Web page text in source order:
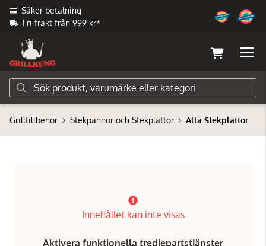
Säker betalning
Fri frakt från 999 kr*
Grilltillbehör Stekpannor och Stekplattor Alla Stekplattor
Innehållet kan inte visas
Aktivera funktionella tredjepartstjänster